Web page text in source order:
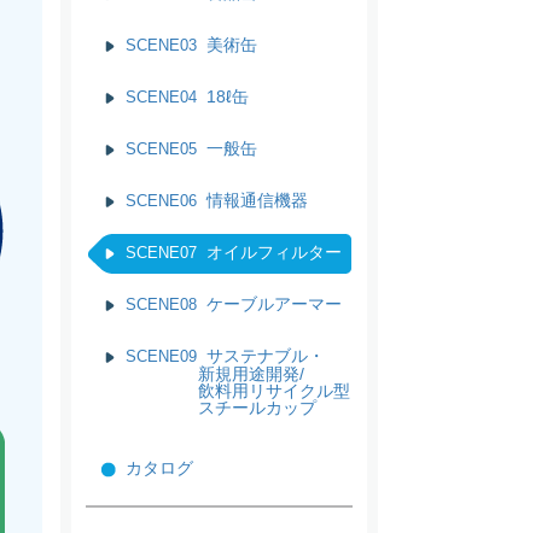
SCENE03 美術缶
SCENE04 18ℓ缶
SCENE05 一般缶
SCENE06 情報通信機器
SCENE07 オイルフィルター
SCENE08 ケーブルアーマー
SCENE09 サステナブル・
新規用途開発/
飲料用リサイクル型
スチールカップ
カタログ